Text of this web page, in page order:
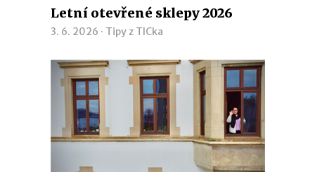
Letní otevřené sklepy 2026
3. 6. 2026 · Tipy z TICka